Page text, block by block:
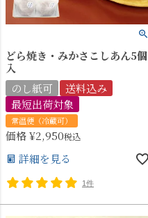
どら焼き・みかさこしあん5個
入
のし紙可
送料込み
最短出荷対象
常温便（冷蔵可）
価格¥2,950税込
詳細を見る
1件